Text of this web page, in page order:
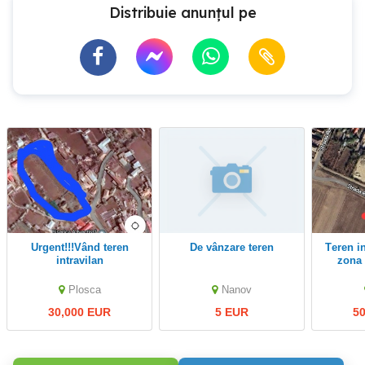
Distribuie anunțul pe
Urgent!!!Vând teren
intravilan
Plosca
30,000 EUR
De vânzare teren
Nanov
5 EUR
Teren intravilan1720mp
zona